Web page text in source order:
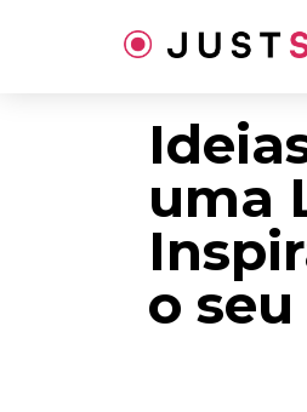
uma
o